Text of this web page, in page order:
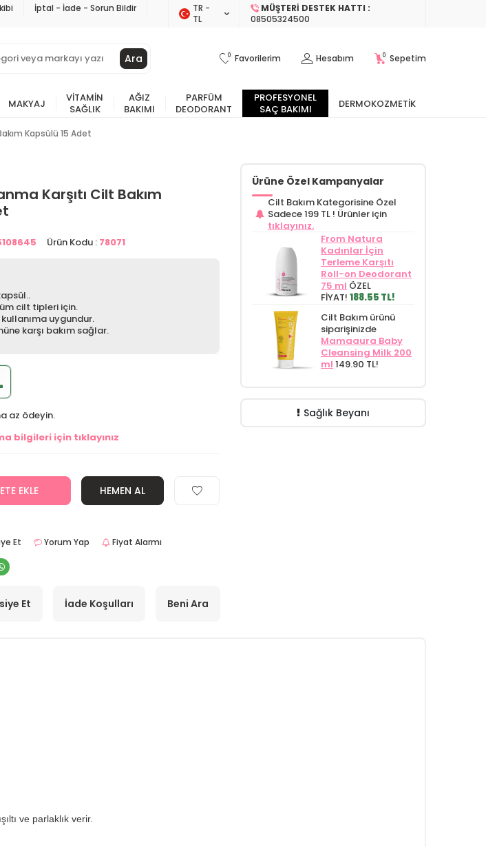
İptal - İade - Sorun Bildir
TR −
TL
MÜŞTERI DESTEK HATTI :
08505324500
Ara 0 Favorilerim Hesabım 0 Sepetim
MAKYAJ
VITAMIN
SAĞLIK
AĞIZ
BAKIMI
PARFÜM
DEODORANT
PROFESYONEL
SAÇ BAKIMI
DERMOKOZMETIK
Kapsülü 15 Adet
Karşıtı Cilt Bakım
Ürün Kodu : 78071
cilt tipleri için.
uygundur.
karşı bakım sağlar.
az ödeyin.
bilgileri için tıklayınız
EKLE HEMEN AL
Et Yorum Yap Fiyat Alarmı
Ürüne Özel Kampanyalar
Cilt Bakım Kategorisine Özel
Sadece 199 TL ! Ürünler için
tıklayınız.
From Natura
Kadınlar İçin
Terleme Karşıtı
Roll-on Deodorant
75 ml ÖZEL
FİYAT! 188.55 TL!
Cilt Bakım ürünü
siparişinizde
Mamaaura Baby
Cleansing Milk 200
ml 149.90 TL!
Sağlık Beyanı
Et İade Koşulları Beni Ara
ve parlaklık verir.